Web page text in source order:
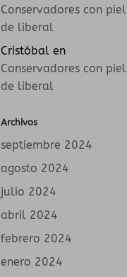
Conservadores con piel
de liberal
Cristóbal en
Conservadores con piel
de liberal
Archivos
septiembre 2024
agosto 2024
julio 2024
abril 2024
febrero 2024
enero 2024